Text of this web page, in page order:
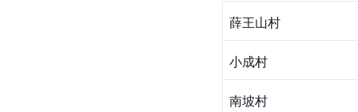
薛王山村
小成村
南坡村